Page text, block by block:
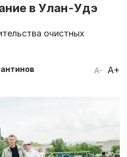
в Улан-Удэ
очистных
A- A+